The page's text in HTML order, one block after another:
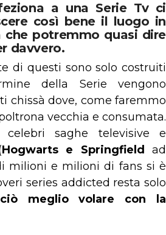
a una Serie Tv ci
così bene il luogo in
che potremmo quasi dire
davvero.
di questi sono solo costruiti
della Serie vengono
chissà dove, come faremmo
vecchia e consumata.
saghe televisive e
Hogwarts e Springfield
ad
milioni e milioni di fans si è
series addicted resta solo
meglio volare con la